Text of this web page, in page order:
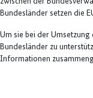
Bundesländer setzen die
Um sie bei der
Bundesländer zu
Informationen